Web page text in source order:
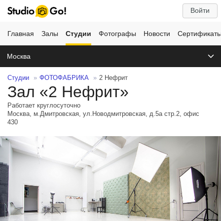
Войти
Главная Залы Студии Фотографы Новости
Москва
Студии ФОТОФАБРИКА 2 Нефрит
Зал «2 Нефрит»
Работает круглосуточно
Москва, м.Дмитровская, ул.Новодмитровская, д.5а стр.2, офис
430